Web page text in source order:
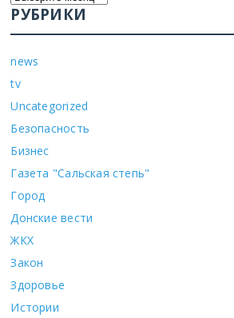
РУБРИКИ
news
tv
Uncategorized
Безопасность
Бизнес
Газета "Сальская степь"
Город
Донские вести
ЖКХ
Закон
Здоровье
Истории